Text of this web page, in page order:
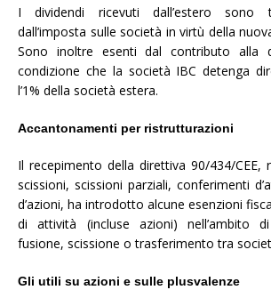
I dividendi ricevuti dall’estero sono
dall’imposta sulle società in virtù della
Sono inoltre esenti dal contributo alla
condizione che la società IBC detenga
l’1% della società estera.
Accantonamenti per ristrutturazioni
Il recepimento della direttiva 90/434/CEE,
scissioni, scissioni parziali, conferimenti
d’azioni, ha introdotto alcune esenzioni
di attività (incluse azioni) nell’ambito
fusione, scissione o trasferimento tra
Gli utili su azioni e sulle plusvalenze